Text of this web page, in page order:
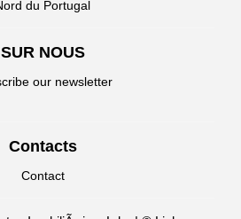
du Portugal
SUR NOUS
our newsletter
Contacts
Contact